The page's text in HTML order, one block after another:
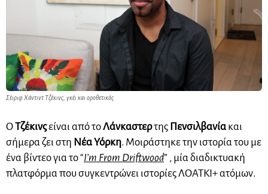
Σέιριφ Χάντιντ Τζέκινς, γκέι και οροθετικός
ΟΤζέκινςείναι από τοΛάνκαστερτης Πενσιλβανία και
σήμερα ζει στη Νέα Υόρκη. Μοιράστηκε την ιστορία του με
ένα βίντεο για το “I’m From Driftwood” , μία διαδικτυακή
πλατφόρμα που συγκεντρώνει ιστορίες ΛΟΑΤΚΙ+ ατόμων.